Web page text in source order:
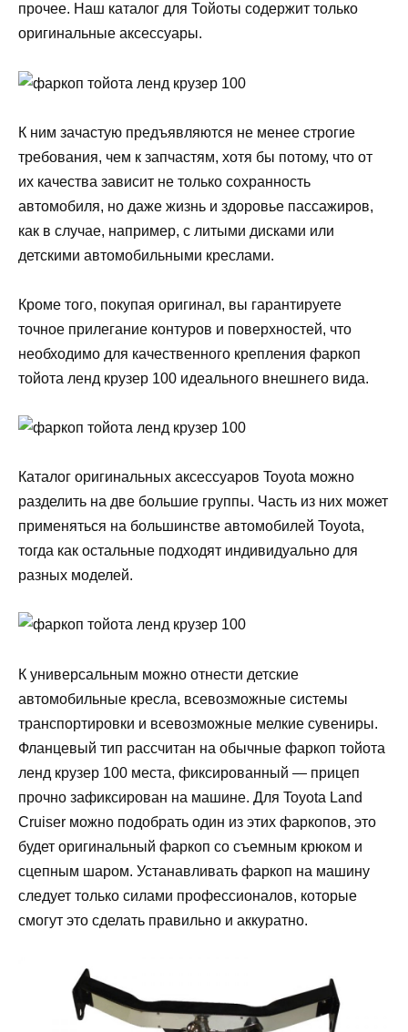
прочее. Наш каталог для Тойоты содержит только
оригинальные аксессуары.
К ним зачастую предъявляются не менее строгие
требования, чем к запчастям, хотя бы потому, что от
их качества зависит не только сохранность
автомобиля, но даже жизнь и здоровье пассажиров,
как в случае, например, с литыми дисками или
детскими автомобильными креслами.
Кроме того, покупая оригинал, вы гарантируете
точное прилегание контуров и поверхностей, что
необходимо для качественного крепления фаркоп
тойота ленд крузер 100 идеального внешнего вида.
Каталог оригинальных аксессуаров Toyota можно
разделить на две большие группы. Часть из них может
применяться на большинстве автомобилей Toyota,
тогда как остальные подходят индивидуально для
разных моделей.
К универсальным можно отнести детские
автомобильные кресла, всевозможные системы
транспортировки и всевозможные мелкие сувениры.
Фланцевый тип рассчитан на обычные фаркоп тойота
ленд крузер 100 места, фиксированный — прицеп
прочно зафиксирован на машине. Для Toyota Land
Cruiser можно подобрать один из этих фаркопов, это
будет оригинальный фаркоп со съемным крюком и
сцепным шаром. Устанавливать фаркоп на машину
следует только силами профессионалов, которые
смогут это сделать правильно и аккуратно.